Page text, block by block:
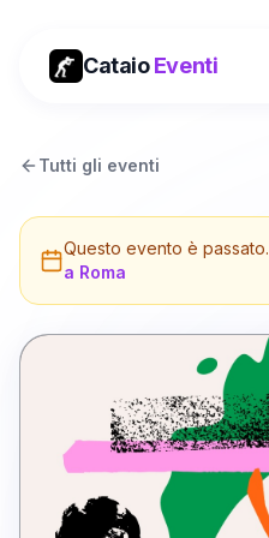
CataioEventi
Tutti gli eventi
Questo evento è passato.
a Roma